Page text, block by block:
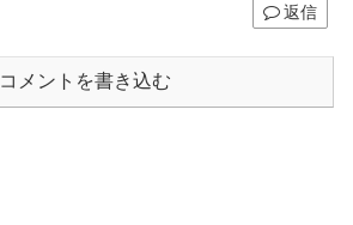
返信
コメントを書き込む